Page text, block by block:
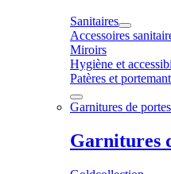
Sanitaires
Accessoires
Miroirs
Hygiène et
Patères et
Garnitures de portes
Garnitures